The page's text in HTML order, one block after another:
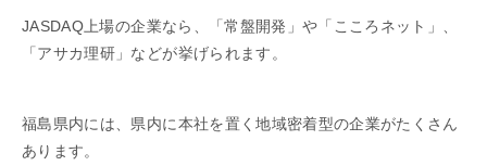
JASDAQ上場の企業なら、「常盤開発」や「こころネット」、
「アサカ理研」などが挙げられます。
福島県内には、県内に本社を置く地域密着型の企業がたくさん
あります。